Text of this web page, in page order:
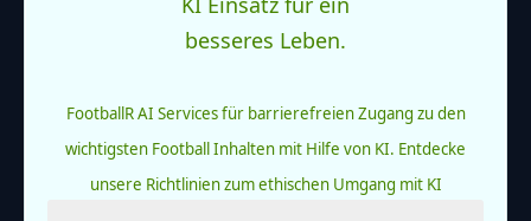
FootballR AI Services für barrierefreien Zugang zu den
wichtigsten Football Inhalten mit Hilfe von KI. Entdecke
unsere Richtlinien zum ethischen Umgang mit KI